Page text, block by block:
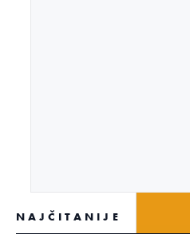
NAJČITANIJE